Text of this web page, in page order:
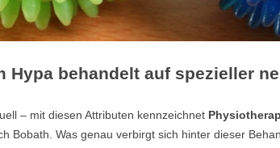
Hypa behandelt auf spezieller
– mit diesen Attributen kennzeichnet
Bobath. Was genau verbirgt sich hinter dieser